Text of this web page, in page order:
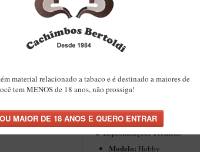
Cada unidade é produzida
Sem moldes. Sem produção em
Você recebe uma peça com
Mais do que um cachimbo,
histórias e tradições.
acessível, funcional e artesanal,
coleção com
qualidade e
Bertoldi. Tradição brasileira
1984.
⚙️Especificações Técnicas
Modelo: Hobby
material relacionado a tabaco e é destinado a maiores de
tem MENOS de 18 anos, não prossiga!